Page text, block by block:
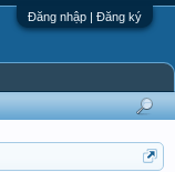
Đăng nhập | Đăng ký